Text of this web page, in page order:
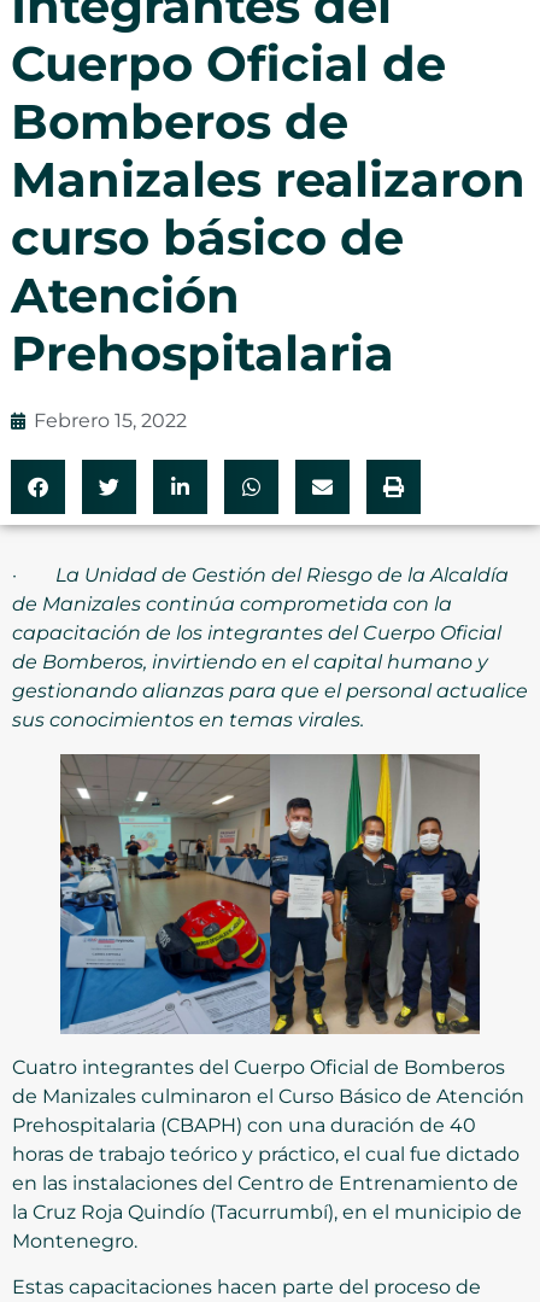
Cuerpo Oficial de
Bomberos de
Manizales realizaron
curso básico de
Atención
Prehospitalaria
Febrero 15, 2022
· La Unidad de Gestión del Riesgo de la Alcaldía
de Manizales continúa comprometida con la
capacitación de los integrantes del Cuerpo Oficial
de Bomberos, invirtiendo en el capital humano y
gestionando alianzas para que el personal actualice
sus conocimientos en temas virales.
Cuatro integrantes del Cuerpo Oficial de Bomberos
de Manizales culminaron el Curso Básico de Atención
Prehospitalaria (CBAPH) con una duración de 40
horas de trabajo teórico y práctico, el cual fue dictado
en las instalaciones del Centro de Entrenamiento de
la Cruz Roja Quindío (Tacurrumbí), en el municipio de
Montenegro.
Estas capacitaciones hacen parte del proceso de